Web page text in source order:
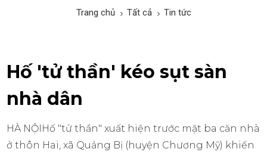
Trang chủ Tất cả Tin tức
Hố 'tử thần' kéo sụt sàn
nhà dân
HÀ NỘIHố "tử thần" xuất hiện trước mặt ba căn nhà
ở thôn Hai, xã Quảng Bị (huyện Chương Mỹ) khiến